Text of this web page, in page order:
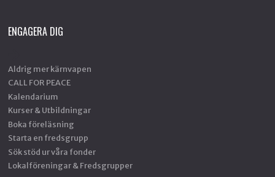
ENGAGERA DIG
Aldrig mer kärnvapen
CALL FOR PEACE
Kalendarium
Kurser & Utbildningar
Boka föreläsning
Starta en fredsgrupp
Sök stöd ur våra fonder
Lokalföreningar & Fredsgrupper